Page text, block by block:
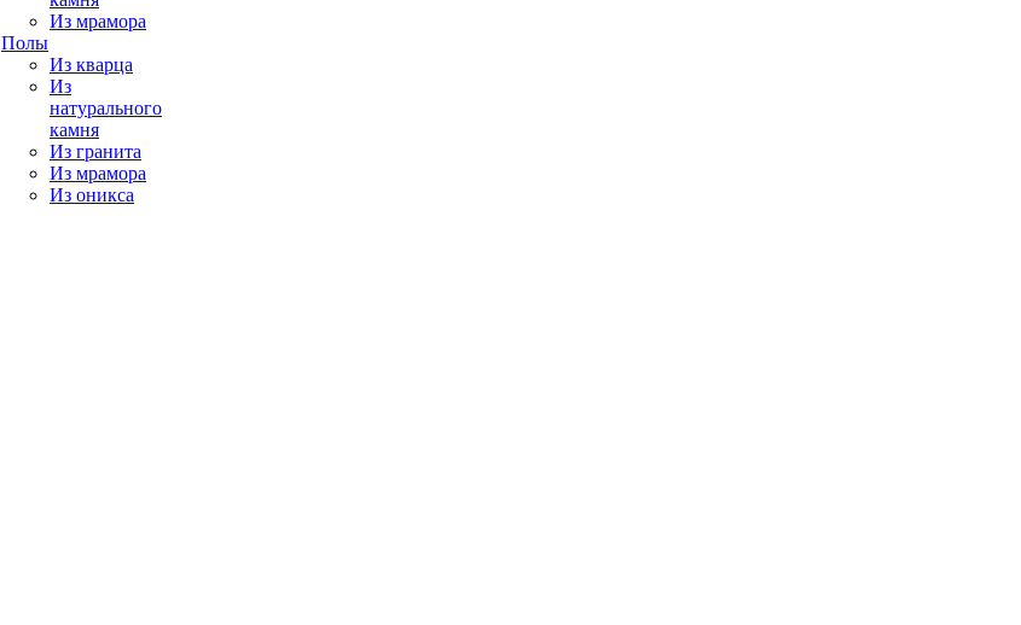
Из мрамора
Полы
Из кварца
Из
натурального
камня
Из гранита
Из мрамора
Из оникса